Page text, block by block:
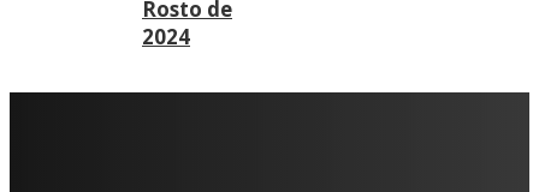
Rosto de
2024